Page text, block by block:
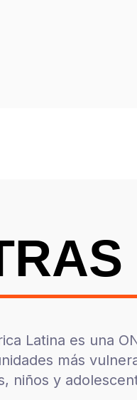
Latina es una
más
niños y